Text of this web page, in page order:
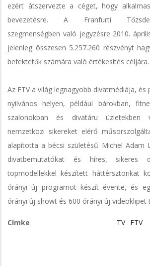
ezért átszervezte a céget, hogy
bevezetésre. A Franfurti Tőzsde
szegmenségben való jegyzésre 2010.
jelenleg összesen 5.257.260 részvényt
befektetők számára való értékesítés céljára.
Az FTV a világ legnagyobb divatmédiája,
nyilvános helyen, például bárokban,
szalonokban és divatáru üzletekben
nemzetközi sikereket elérő
alapította a bécsi születésű Michel Adam
divatbemutatókat és híres, sikeres
topmodellekkel készített háttérsztorikat
órányi új programot készít évente, és
órányi új showt és 600 órányi új videoklipet
Címke TV FTV